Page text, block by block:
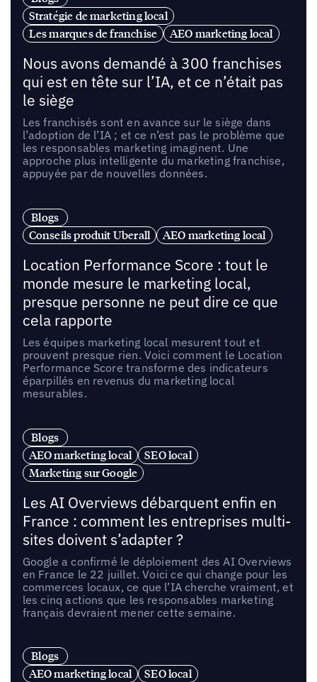
Stratégie de marketing local
Les marques de franchise
AEO marketing local
Nous avons demandé à 300 franchises
qui est en tête sur l’IA, et ce n’était pas
le siège
Les franchisés sont en avance sur le siège dans
l’adoption de l’IA ; et ce n’est pas le problème que
les responsables marketing imaginent. Une
approche plus intelligente du marketing franchise,
appuyée par de nouvelles données.
Blogs
Conseils produit Uberall
AEO marketing local
Location Performance Score : tout le
monde mesure le marketing local,
presque personne ne peut dire ce que
cela rapporte
Les équipes marketing local mesurent tout et
prouvent presque rien. Voici comment le Location
Performance Score transforme des indicateurs
éparpillés en revenus du marketing local
mesurables.
Blogs
AEO marketing local
SEO local
Marketing sur Google
Les AI Overviews débarquent enfin en
France : comment les entreprises multi-
sites doivent s’adapter ?
Google a confirmé le déploiement des AI Overviews
en France le 22 juillet. Voici ce qui change pour les
commerces locaux, ce que l’IA cherche vraiment, et
les cinq actions que les responsables marketing
français devraient mener cette semaine.
Blogs
AEO marketing local
SEO local